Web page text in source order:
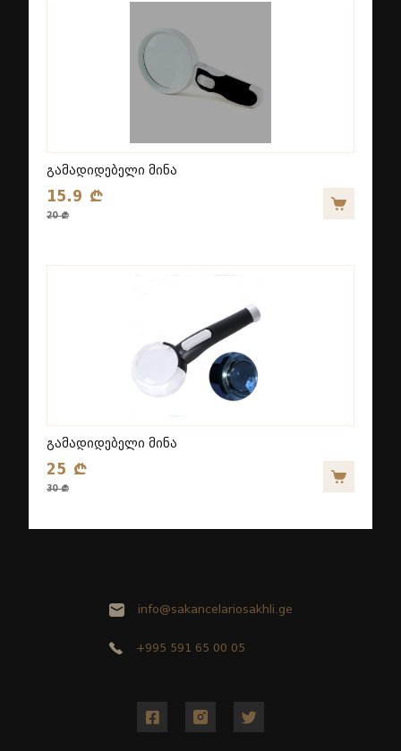
გამადიდებელი მინა
15.9 ₾
20 ₾
გამადიდებელი მინა
25 ₾
30 ₾
info@sakancelariosakhli.ge
+995 591 65 00 05